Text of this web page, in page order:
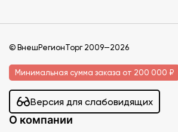
© ВнешРегионТорг 2009—2026
Минимальная сумма заказа от 200 000 ₽
Версия для слабовидящих
О компании